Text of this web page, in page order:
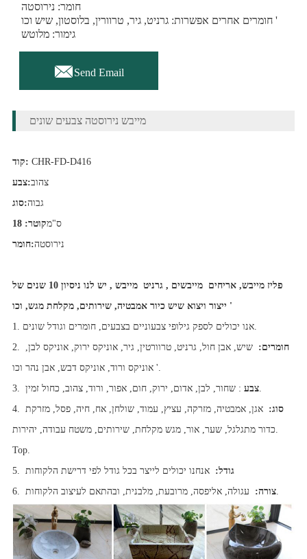
חומר: נירוסטה
חומרים אחרים אפשרות: גרניט, גיר, טרוורין, בלוסטון, שיש וכו '
גימור: מלוטש
Send Email
מייבש נירוסטה צבעים שונים
קוד: CHR-FD-D416
צבע:צהוב
סוג:גבוה
קוטר: 18ס"מ
חומר:נירוסטה
פליז מייבש, אריחיםמייבשים , גרניטמייבש
, יש לנו ניסיון 10 שנים של
ייצור ויצוא שיש כיור אמבטיה, שירותים, מקלחת מגש, וכו '
1. אנו יכולים לספק גילופי צבעוניים בצבעים, חומרים וגודל שונים.
2.
חומרים: שיש, אבן חול, גרניט, טרוורטין, גיר, אוניקס ירוק, אוניקס לבן,
אוניקס ורוד, אוניקס דבש, אבן נהר וכו '.
3.
צבע: שחור, לבן, אדום, ירוק, חום, אפור, ורוד, צהוב, כחול זמין.
4.
סוג: אגן, אמבטיה, מזרקה, עציץ, עמוד, שולחן, אח, חיה, פסל, מזרקת
כדור מתגלגל, שער, אור, מגש מקלחת, שירותים, משטח עבודה, יהירות.
Top.
5.
גודל:אנחנו יכולים לייצר בכל גודל לפי דרישת הלקוחות
6.
צורה:עגולה, אליפסה, מרובעת, מלבנית, ובהתאם לעיצוב הלקוחות.